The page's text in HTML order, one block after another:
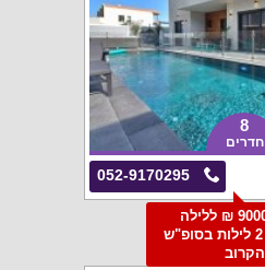
8
חדרים
052-9170295
החל מ9000 ₪ ללילה
למזמינים 2 לילות בסופ"ש
הקרוב